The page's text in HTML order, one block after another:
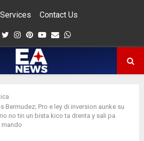
Contact Us
Twitter
Instagram
Pinterest
Youtube
Email
Bermudez; Pro e ley di inversion aunke su
no tin un bista kico ta drenta y sali pa
mando